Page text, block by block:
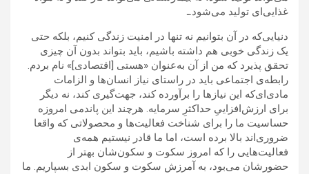
غذایی‌ای تولید می‌شود.ـ
دنیایی‌که در آن بتوانیم نه تنها در امنیت زندگی کنیم، بلکه حتی
یک زندگی خوبی هم داشته باشیم، باید بتواند بدون آن چیزی
تحقق پذیرد که من از آن به‌عنوان «هستی [اقتصادی]» نام بردم.
رابطه‌ی اجتماعی باید در راستای نیاز انسان‌ها و الزامات
مادی‌ای‌که این نیازها را برآورده کند، جهت‌گیری کند، نه دیگر
برای ارزش‌افزاییِ حداکثرِ سرمایه. هرچند این پاندمی امروزه
حساسیت ما را برای شناخت فعالیت‌ها و محصولاتی که واقعا
ضروری‌اند بالا برده است، اما ما قادر نیستیم همه‌ی
فعالیت‌هایی را که امروز سکوت و سکون‌شان بهتر از
حضورشان می‌بود، به آمرزش سکوت و سکون ابدی بسپاریم. ما